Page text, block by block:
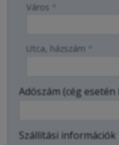
Város *
Utca, házszám *
Adószám (cég
Szállítási információk